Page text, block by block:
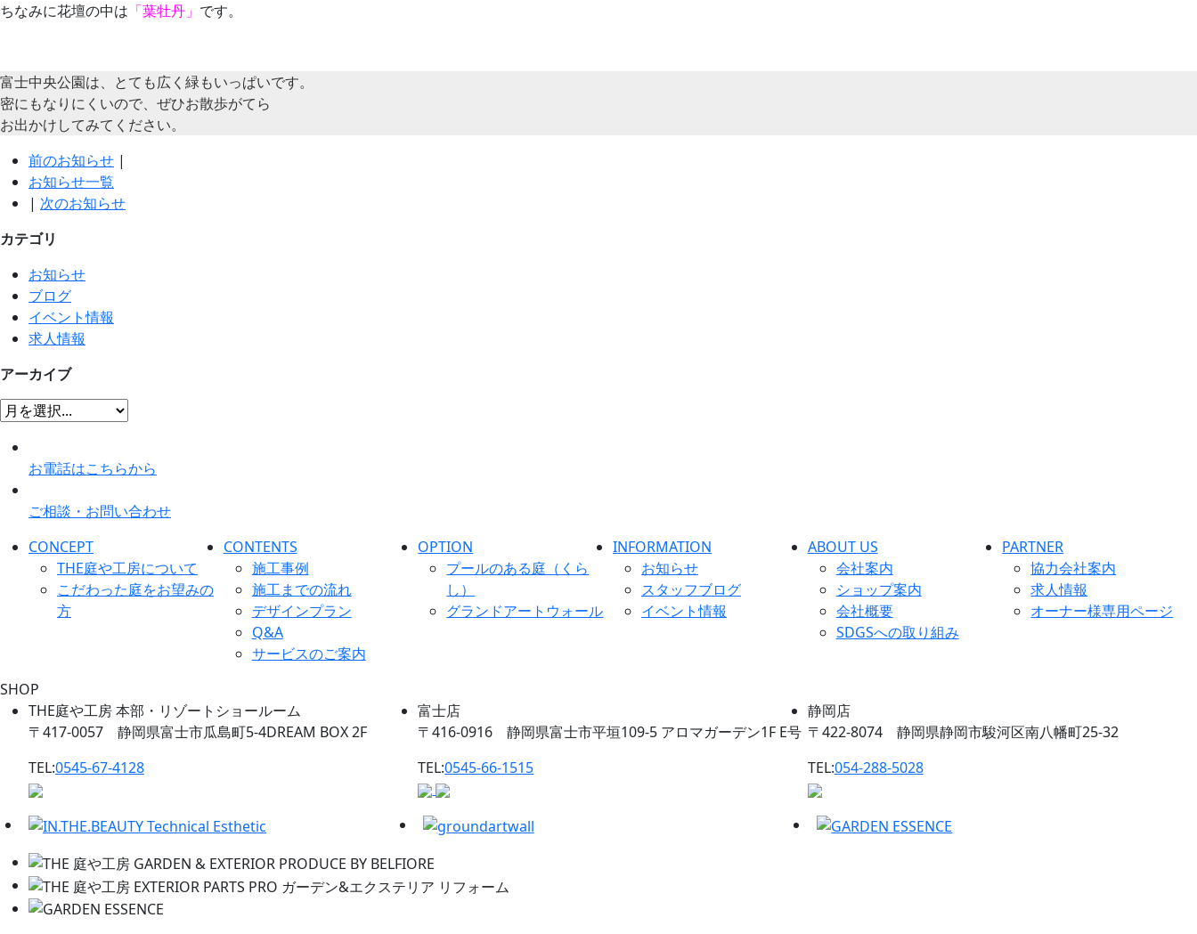
ちなみに花壇の中は 「葉牡丹」 です。
富士中央公園は、とても広く緑もいっぱいです。
密にもなりにくいので、ぜひお散歩がてら
お出かけしてみてください。
前のお知らせ |
お知らせ一覧
| 次のお知らせ
カテゴリ
お知らせ
ブログ
イベント情報
求人情報
アーカイブ
お電話はこちらから
ご相談・お問い合わせ
CONCEPT
THE庭や工房について
こだわった庭をお望みの
方
CONTENTS
施工事例
施工までの流れ
デザインプラン
Q&A
サービスのご案内
OPTION
プールのある庭（くら
し）
グランドアートウォール
INFORMATION
お知らせ
スタッフブログ
イベント情報
ABOUT US
会社案内
ショップ案内
会社概要
SDGSへの取り組み
PARTNER
協力会社案内
求人情報
オーナー様専用ページ
SHOP
THE庭や工房 本部・リゾートショールーム
〒417-0057 静岡県富士市瓜島町5-4DREAM BOX 2F
TEL:0545-67-4128
富士店
〒416-0916 静岡県富士市平垣109-5 アロマガーデン1F E号
TEL:0545-66-1515
静岡店
〒422-8074 静岡県静岡市駿河区南八幡町25-32
TEL:054-288-5028